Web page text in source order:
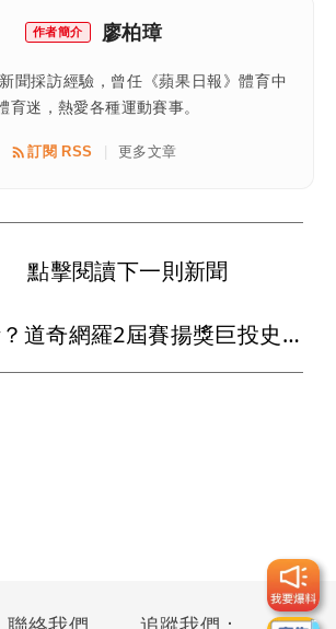
作者簡介 廖柏璋
聞採訪經驗，曾任《蘋果日報》體育中
育迷，熱愛各種運動賽事。
訂閱 RSS 更多文章
點擊閱讀下一則新聞
還讓不讓人活？道奇網羅2屆賽揚獎巨投史庫柏 真的是宇宙道奇